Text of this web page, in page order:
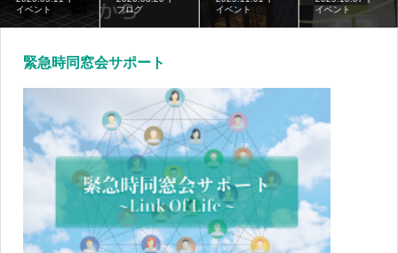
イベント
ブログ
イベント
イベント
緊急時同窓会サポート